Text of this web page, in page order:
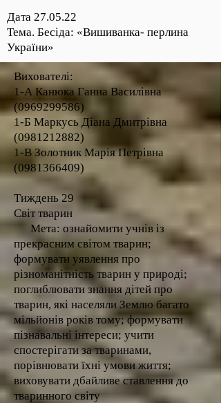
Дата 27.05.22
Тема. Бесіда: «Вишиванка- перлина
України»
Вихователі:
1-А Канюка Ганна Василівна
(0969299586)
1-Б Маркусь Діана Дмитрівна
(0981212882)
1-В Золотник Марія Петрівна
(0981366409)
Тиждень 29
Світ тварин
Мета: ознайомити учнів із
прекрасним світом тварин;
формувати уявлення про
різноманітність тварин у природі;
поглиблювати знання дітей про
тварин, які населяли Землю багато
мільйонів років тому; формувати
пізнавальні інтереси; учити
спостерігати за тваринами,
порівнювати їхні умови життя;
виховувати дбайливе ставлення до
тваринного світу